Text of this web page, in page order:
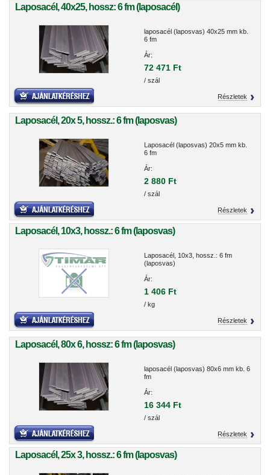
Laposacél, 40x25, hossz: 6 fm (laposacél)
laposacél (laposvas) 40x25 mm kb.
6 fm
Ár:
72 471 Ft
/ szál
Részletek
Laposacél, 20x 5, hossz.: 6 fm (laposvas)
Laposacél (laposvas) 20x5 mm kb.
6 fm
Ár:
2 880 Ft
/ szál
Részletek
Laposacél, 10x3, hossz.: 6 fm (laposvas)
Laposacél, 10x3, hossz.: 6 fm
(laposvas)
Ár:
1 406 Ft
/ kg
Részletek
Laposacél, 80x 6, hossz: 6 fm (laposvas)
laposacél (laposvas) 80x6 mm kb. 6
fm
Ár:
16 344 Ft
/ szál
Részletek
Laposacél, 25x 3, hossz.: 6 fm (laposvas)